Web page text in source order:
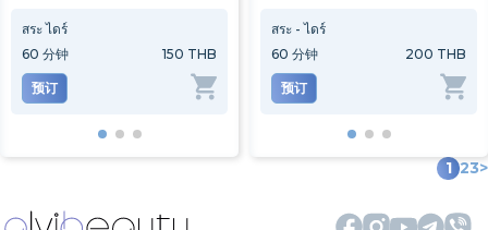
สระ ไดร์
60 分钟 150 THB
预订
สระ ซอย
分钟 350 THB
120
สระ - ไดร์
60 分钟 200 THB
预订
1 23>